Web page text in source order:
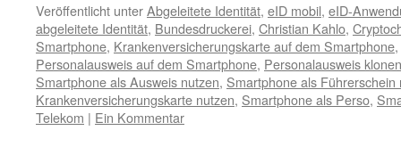
Veröffentlicht unterAbgeleitete Identität, eID mobil, eID-
abgeleitete Identität, Bundesdruckerei, Christian Kahlo,
Smartphone, Krankenversicherungskarte auf dem Smartphone,
Personalausweis auf dem Smartphone, Personalausweis
Smartphone als Ausweis nutzen, Smartphone als Führerschein
Krankenversicherungskarte nutzen, Smartphone als Perso,
Telekom | Ein Kommentar